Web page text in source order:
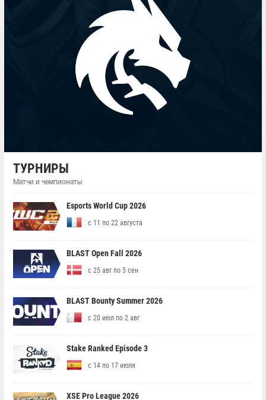
ТУРНИРЫ
Матчи и чемпионаты
Esports World Cup 2026
с 11 по 22 августа
BLAST Open Fall 2026
с 25 авг по 5 сен
BLAST Bounty Summer 2026
с 20 июл по 2 авг
Stake Ranked Episode 3
с 14 по 17 июля
XSE Pro League 2026